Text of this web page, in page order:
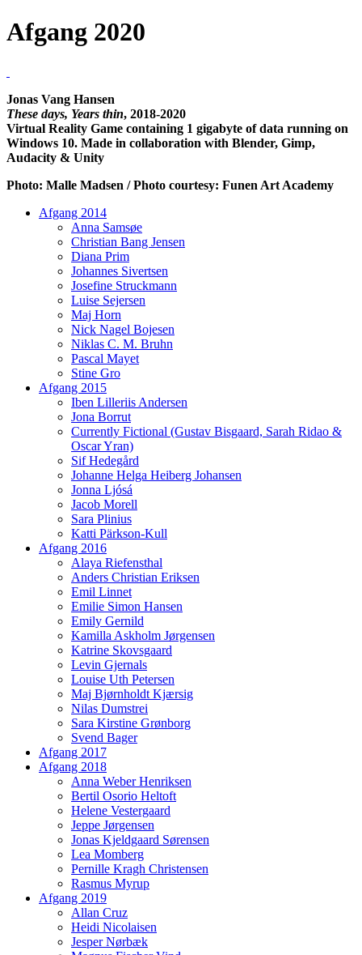
Afgang 2020
Jonas Vang Hansen
These days, Years thin, 2018-2020
Virtual Reality Game containing 1 gigabyte of data running on
Windows 10. Made in collaboration with Blender, Gimp,
Audacity & Unity
Photo: Malle Madsen / Photo courtesy: Funen Art Academy
Afgang 2014
Anna Samsøe
Christian Bang Jensen
Diana Prim
Johannes Sivertsen
Josefine Struckmann
Luise Sejersen
Maj Horn
Nick Nagel Bojesen
Niklas C. M. Bruhn
Pascal Mayet
Stine Gro
Afgang 2015
Iben Lilleriis Andersen
Jona Borrut
Currently Fictional (Gustav Bisgaard, Sarah Ridao &
Oscar Yran)
Sif Hedegård
Johanne Helga Heiberg Johansen
Jonna Ljósá
Jacob Morell
Sara Plinius
Katti Pärkson-Kull
Afgang 2016
Alaya Riefensthal
Anders Christian Eriksen
Emil Linnet
Emilie Simon Hansen
Emily Gernild
Kamilla Askholm Jørgensen
Katrine Skovsgaard
Levin Gjernals
Louise Uth Petersen
Maj Bjørnholdt Kjærsig
Nilas Dumstrei
Sara Kirstine Grønborg
Svend Bager
Afgang 2017
Afgang 2018
Anna Weber Henriksen
Bertil Osorio Heltoft
Helene Vestergaard
Jeppe Jørgensen
Jonas Kjeldgaard Sørensen
Lea Momberg
Pernille Kragh Christensen
Rasmus Myrup
Afgang 2019
Allan Cruz
Heidi Nicolaisen
Jesper Nørbæk